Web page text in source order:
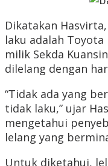
Dikatakan
laku adalah
milik Sekda
dilelang dengan
“Tidak ada yang
tidak laku,” ujar
mengetahui
lelang yang
Untuk diketahui,